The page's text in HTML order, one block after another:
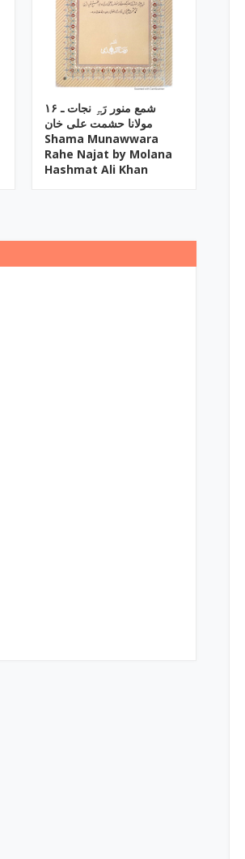
۱۶ شمع منور رَہِ نجات ـ
مولانا حشمت علی خان
Shama Munawwara
Rahe Najat by Molana
Hashmat Ali Khan